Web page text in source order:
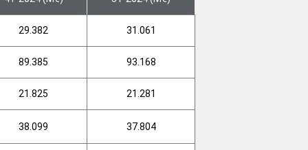
29.382 31.061
89.385 93.168
21.825 21.281
38.099 37.804